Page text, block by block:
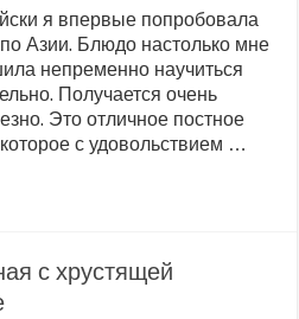
я впервые попробовала
Азии. Блюдо настолько мне
непременно научиться
Получается очень
Это отличное постное
с удовольствием …
с хрустящей